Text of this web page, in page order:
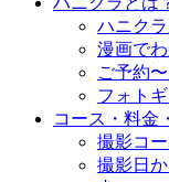
ハニク
漫画で
ご予約
フォト
コース・料金
撮影コ
撮影日